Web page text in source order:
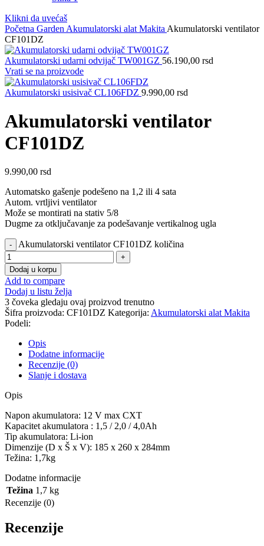
Klikni da uvećaš
Početna Garden Akumulatorski alat Makita Akumulatorski ventilator
CF101DZ
Akumulatorski udarni odvijač TW001GZ 56.190,00 rsd
Vrati se na proizvode
Akumulatorski usisivač CL106FDZ 9.990,00 rsd
Akumulatorski ventilator
CF101DZ
9.990,00 rsd
Automatsko gašenje podešeno na 1,2 ili 4 sata
Autom. vrtljivi ventilator
Može se montirati na stativ 5/8
Dugme za otključavanje za podešavanje vertikalnog ugla
Akumulatorski ventilator CF101DZ količina
Dodaj u korpu
Add to compare
Dodaj u listu želja
3 čoveka gledaju ovaj proizvod trenutno
Šifra proizvoda: CF101DZ Kategorija: Akumulatorski alat Makita
Podeli:
Opis
Dodatne informacije
Recenzije (0)
Slanje i dostava
Opis
Napon akumulatora: 12 V max CXT
Kapacitet akumulatora : 1,5 / 2,0 / 4,0Ah
Tip akumulatora: Li-ion
Dimenzije (D x Š x V): 185 x 260 x 284mm
Težina: 1,7kg
Dodatne informacije
Težina 1,7 kg
Recenzije (0)
Recenzije